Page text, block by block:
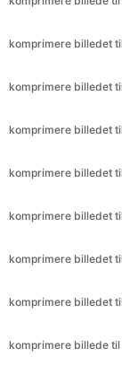
komprimere billedet
komprimere billedet
komprimere billedet
komprimere billedet
komprimere billedet
komprimere billedet
komprimere billede til
komprimere billedet til
komprimere billedet til